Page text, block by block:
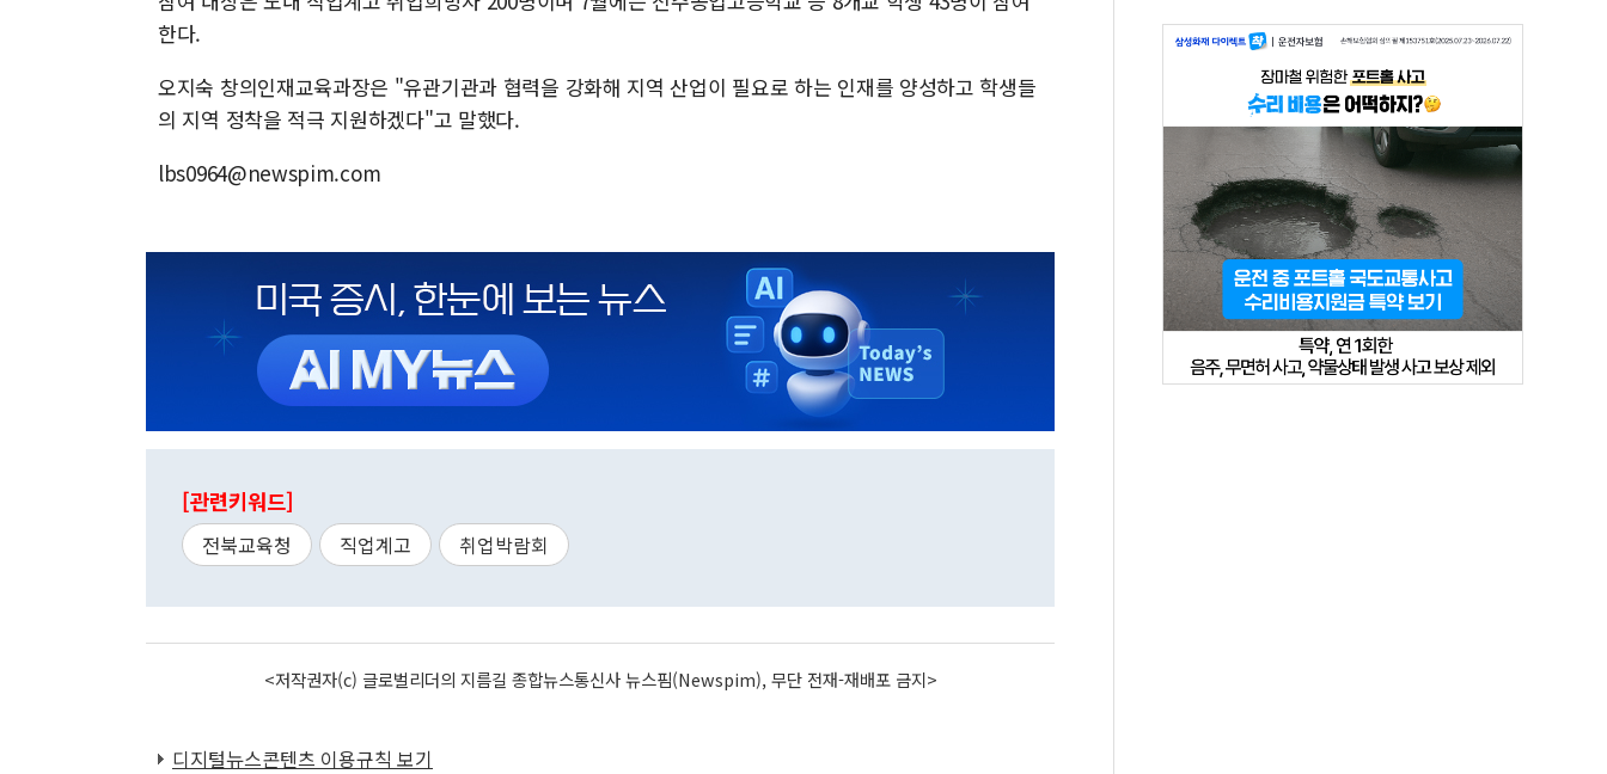
한다.
오지숙 창의인재교육과장은 "유관기관과 협력을 강화해 지역 산업이 필요로 하는 인재를 양성하고 학생들
의 지역 정착을 적극 지원하겠다"고 말했다.
lbs0964@newspim.com
[관련키워드]
전북교육청 직업계고 취업박람회
<저작권자(c) 글로벌리더의 지름길 종합뉴스통신사 뉴스핌(Newspim), 무단 전재-재배포 금지>
디지털뉴스콘텐츠 이용규칙 보기